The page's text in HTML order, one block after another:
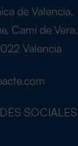
de Valencia,
Camí de Vera,
Valencia
SOCIALES